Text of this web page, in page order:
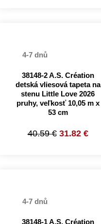
4-7 dnů
38148-2 A.S. Création
detská vliesová tapeta na
stenu Little Love 2026
pruhy, veľkosť 10,05 m x
53 cm
40.59 € 31.82 €
4-7 dnů
38148-1 A.S. Création